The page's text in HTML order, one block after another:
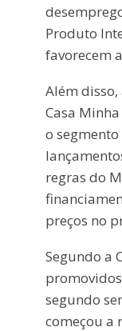
Produto
favorecem
Além
Casa
o
regras do
preços no
Segundo a
segundo
começou a